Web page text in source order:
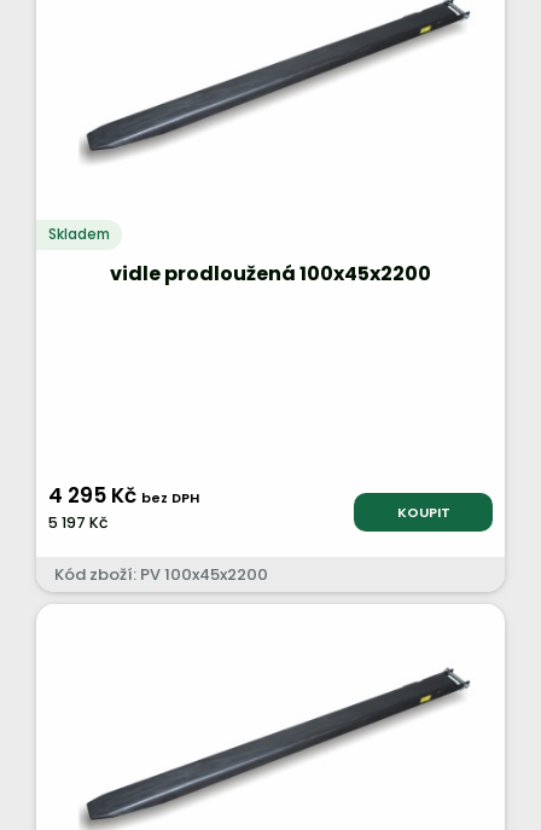
Skladem
vidle prodloužená 100x45x2200
4 295 Kč bez DPH
5 197 Kč KOUPIT
Kód zboží: PV 100x45x2200